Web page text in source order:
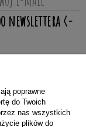
poprawne
do Twoich
nas wszystkich
plików do